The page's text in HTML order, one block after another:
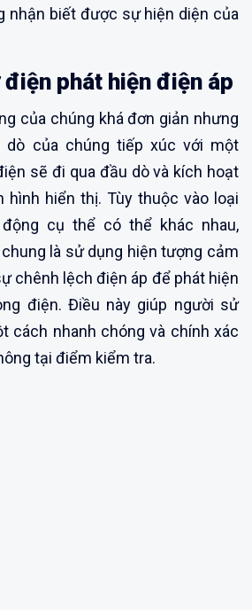
nhận biết được sự hiện diện của
phát hiện điện áp
của chúng khá đơn giản nhưng
dò của chúng tiếp xúc với một
sẽ đi qua đầu dò và kích hoạt
hình hiển thị. Tùy thuộc vào loại
cụ thể có thể khác nhau,
là sử dụng hiện tượng cảm
chênh lệch điện áp để phát hiện
điện. Điều này giúp người sử
cách nhanh chóng và chính xác
tại điểm kiểm tra.